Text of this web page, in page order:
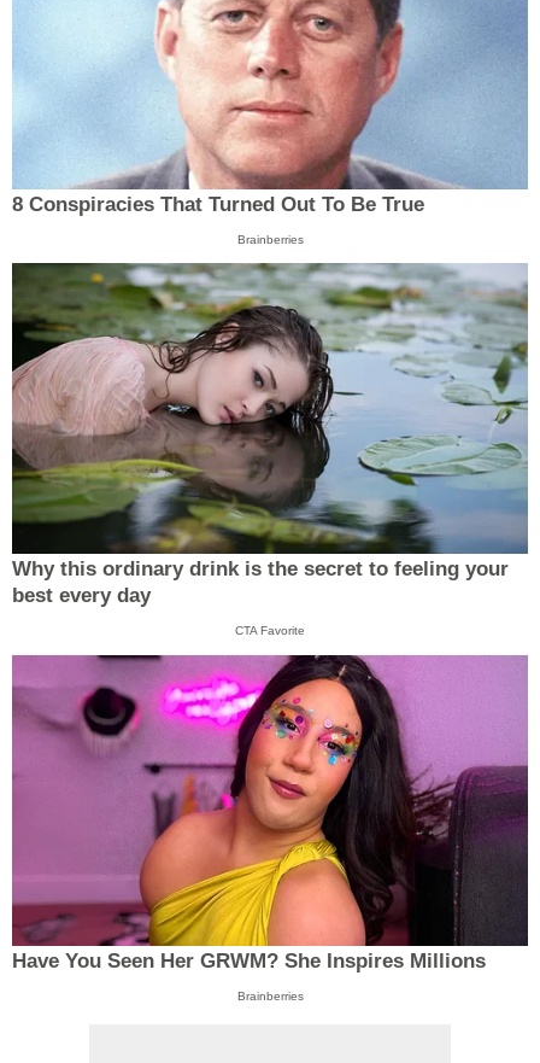
8 Conspiracies That Turned Out To Be True
Brainberries
Why this ordinary drink is the secret to feeling your
best every day
CTA Favorite
Have You Seen Her GRWM? She Inspires Millions
Brainberries